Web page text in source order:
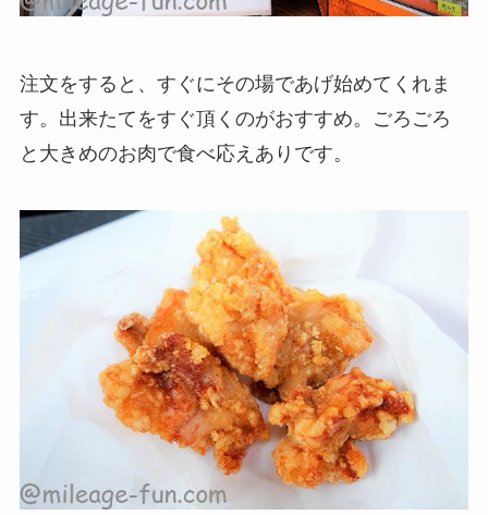
注文をすると、すぐにその場であげ始めてくれま
す。出来たてをすぐ頂くのがおすすめ。ごろごろ
と大きめのお肉で食べ応えありです。